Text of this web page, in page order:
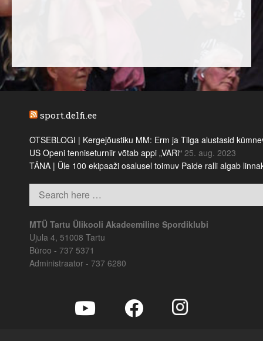
sport.delfi.ee
OTSEBLOGI | Kergejõustiku MM: Erm ja Tilga alustasid
US Openi tenniseturniir võtab appi „VARi“ 25. aug. 2023
TÄNA | Üle 100 ekipaaži osalusel toimuv Paide ralli algab
MTÜ Tartu Ülikooli Akadeemiline Spordiklubi
Ujula 4, 51008 Tartu
Büroo - 737 5371
Administraator - 737 6280